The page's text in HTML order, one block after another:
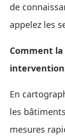
de
appelez les
Comment
En
les
mesures